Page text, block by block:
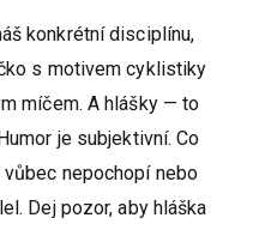
konkrétní disciplínu,
s motivem cyklistiky
míčem. A hlášky — to
je subjektivní. Co
nepochopí nebo
Dej pozor, aby hláška